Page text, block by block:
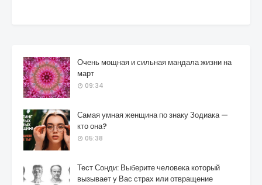
Очень мощная и сильная мандала жизни на
март
09:34
Самая умная женщина по знаку Зодиака —
кто она?
05:38
Тест Сонди: Выберите человека который
вызывает у Вас страх или отвращение